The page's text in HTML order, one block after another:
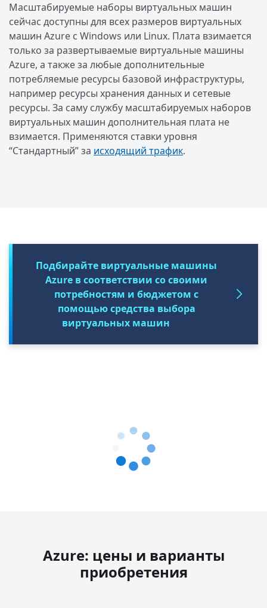
Масштабируемые наборы виртуальных машин
сейчас доступны для всех размеров виртуальных
машин Azure с Windows или Linux. Плата взимается
только за развертываемые виртуальные машины
Azure, а также за любые дополнительные
потребляемые ресурсы базовой инфраструктуры,
например ресурсы хранения данных и сетевые
ресурсы. За саму службу масштабируемых наборов
виртуальных машин дополнительная плата не
взимается. Применяются ставки уровня
“Стандартный” за исходящий трафик.
Подбирайте виртуальные машины
Azure в соответствии со своими
потребностям и бюджетом с
помощью средства выбора
виртуальных машин
Azure: цены и варианты
приобретения